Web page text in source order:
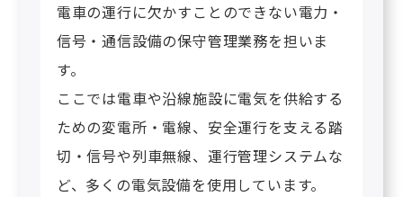
電車の運行に欠かすことのできない電力・
信号・通信設備の保守管理業務を担いま
す。
ここでは電車や沿線施設に電気を供給する
ための変電所・電線、安全運行を支える踏
切・信号や列車無線、運行管理システムな
ど、多くの電気設備を使用しています。